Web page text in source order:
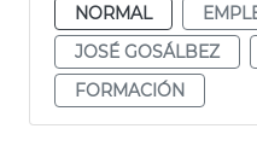
NORMAL
JOSÉ GOSÁLBEZ
FORMACIÓN